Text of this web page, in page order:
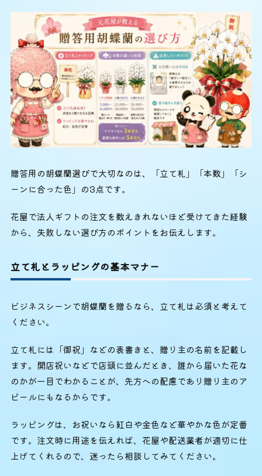
贈答用の胡蝶蘭選びで大切なのは、「立て札」「本数」「シ
ーンに合った色」の3点です。
花屋で法人ギフトの注文を数えきれないほど受けてきた経験
から、失敗しない選び方のポイントをお伝えします。
立て札とラッピングの基本マナー
ビジネスシーンで胡蝶蘭を贈るなら、立て札は必須と考えて
ください。
立て札には「御祝」などの表書きと、贈り主の名前を記載し
ます。開店祝いなどで店頭に並んだとき、誰から届いた花な
のかが一目でわかることが、先方への配慮であり贈り主のア
ピールにもなるからです。
ラッピングは、お祝いなら紅白や金色など華やかな色が定番
です。注文時に用途を伝えれば、花屋や配送業者が適切に仕
上げてくれるので、迷ったら相談してみてください。